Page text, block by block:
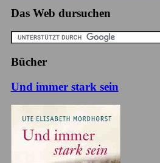
Das Web dursuchen
Bücher
Und immer stark sein